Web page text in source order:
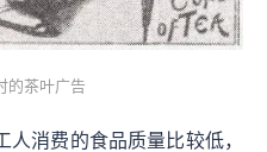
的茶叶广告
消费的食品质量比较低，